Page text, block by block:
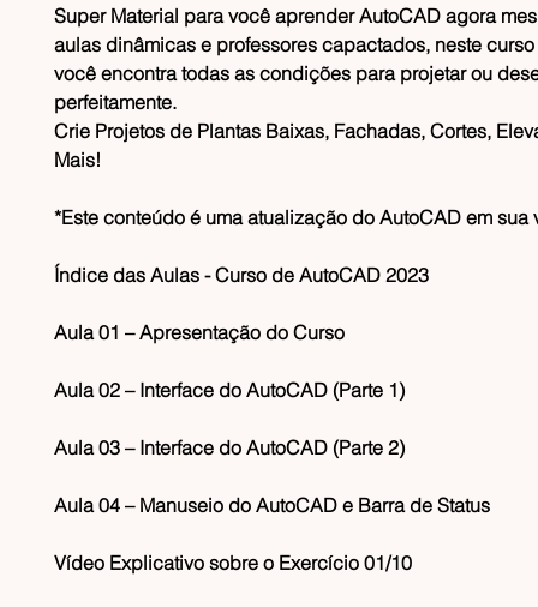
Super Material para você aprender AutoCAD agora
aulas dinâmicas e professores capactados, neste
você encontra todas as condições para projetar ou
perfeitamente.
Crie Projetos de Plantas Baixas, Fachadas, Cortes,
Mais!
*Este conteúdo é uma atualização do AutoCAD em sua
Índice das Aulas - Curso de AutoCAD 2023
Aula 01 – Apresentação do Curso
Aula 02 – Interface do AutoCAD (Parte 1)
Aula 03 – Interface do AutoCAD (Parte 2)
Aula 04 – Manuseio do AutoCAD e Barra de Status
Vídeo Explicativo sobre o Exercício 01/10